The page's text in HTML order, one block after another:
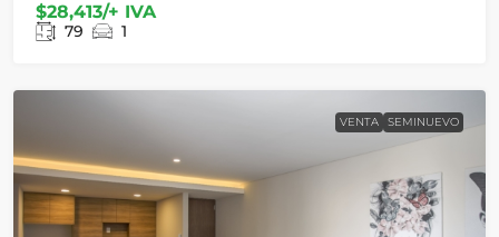
$28,413/+ IVA
79 1
VENTA SEMINUEVO